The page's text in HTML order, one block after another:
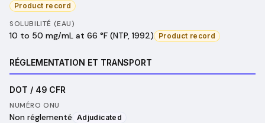
Product record
SOLUBILITÉ (EAU)
10 to 50 mg/mL at 66 °F (NTP, 1992) Product record
RÉGLEMENTATION ET TRANSPORT
DOT / 49 CFR
NUMÉRO ONU
Non réglementé Adjudicated